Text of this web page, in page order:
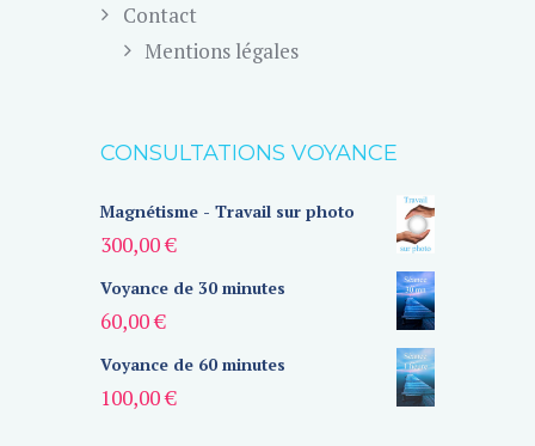
Contact
Mentions légales
CONSULTATIONS VOYANCE
Magnétisme - Travail sur photo
300,00€
Voyance de 30 minutes
60,00€
Voyance de 60 minutes
100,00€